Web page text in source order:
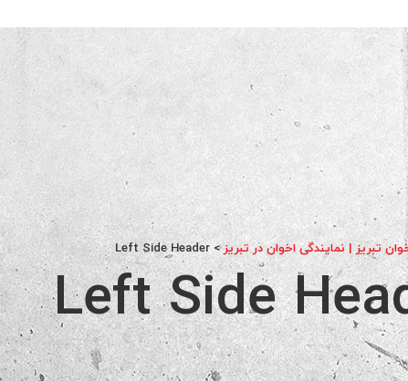
تبریز | نمایندگی اخوان در تبریز>
Left Side Header
Left Side